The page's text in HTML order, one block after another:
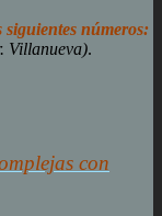
siguientes números:
Villanueva).
con